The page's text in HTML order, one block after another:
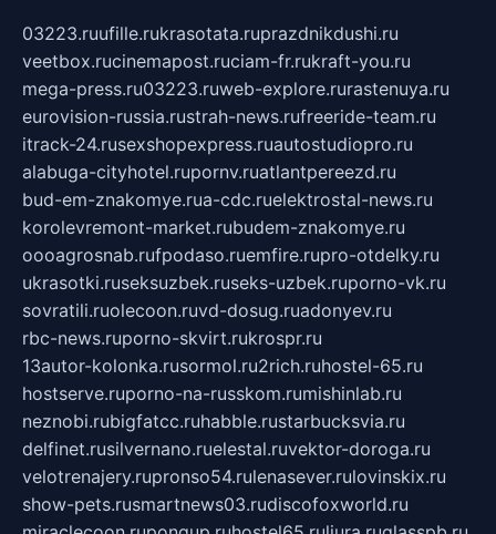
03223.ruufille.rukrasotata.ruprazdnikdushi.ru
veetbox.rucinemapost.ruciam-fr.rukraft-you.ru
mega-press.ru03223.ruweb-explore.rurastenuya.ru
eurovision-russia.rustrah-news.rufreeride-team.ru
itrack-24.rusexshopexpress.ruautostudiopro.ru
alabuga-cityhotel.rupornv.ruatlantpereezd.ru
bud-em-znakomye.rua-cdc.ruelektrostal-news.ru
korolevremont-market.rubudem-znakomye.ru
oooagrosnab.rufpodaso.ruemfire.rupro-otdelky.ru
ukrasotki.ruseksuzbek.ruseks-uzbek.ruporno-vk.ru
sovratili.ruolecoon.ruvd-dosug.ruadonyev.ru
rbc-news.ruporno-skvirt.rukrospr.ru
13autor-kolonka.rusormol.ru2rich.ruhostel-65.ru
hostserve.ruporno-na-russkom.rumishinlab.ru
neznobi.rubigfatcc.ruhabble.rustarbucksvia.ru
delfinet.rusilvernano.ruelestal.ruvektor-doroga.ru
velotrenajery.rupronso54.rulenasever.rulovinskix.ru
show-pets.rusmartnews03.rudiscofoxworld.ru